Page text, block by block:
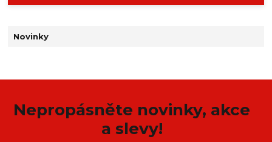
Novinky
Nepropásněte novinky, akce
a slevy!